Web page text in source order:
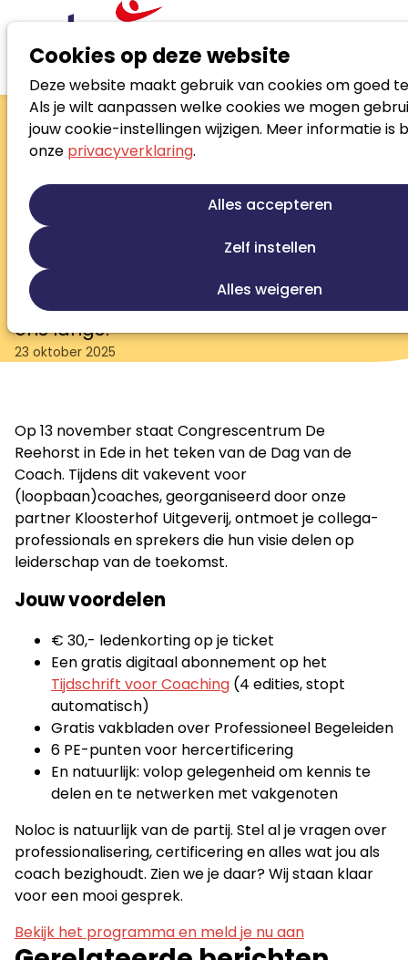
Cookies op deze website
Deze website maakt gebruik van cookies om goed
Als je wilt aanpassen welke cookies we mogen
jouw cookie-instellingen wijzigen. Meer informatie is
onze privacyverklaring.
Alles accepteren
Zelf instellen
Alles weigeren
Nieuws Meld je aan voor de Dag van de Coach
Meld je aan voor de Dag
van de Coach
De Dag van de Coach komt eraan. Als
Noloc-lid krijg je € 30,- ledenkorting op
het toegangsticket voor dit jaarlijkse
vakevent. Wij zijn natuurlijk ook aanwezig
met een informatiestand. Kom even bij
ons langs!
23 oktober 2025
Op 13 november staat Congrescentrum De
Reehorst in Ede in het teken van de Dag van de
Coach. Tijdens dit vakevent voor
(loopbaan)coaches, georganiseerd door onze
partner Kloosterhof Uitgeverij, ontmoet je collega-
professionals en sprekers die hun visie delen op
leiderschap van de toekomst.
Jouw voordelen
€ 30,- ledenkorting op je ticket
Een gratis digitaal abonnement op het
Tijdschrift voor Coaching (4 edities, stopt
automatisch)
Gratis vakbladen over Professioneel Begeleiden
6 PE-punten voor hercertificering
En natuurlijk: volop gelegenheid om kennis te
delen en te netwerken met vakgenoten
Noloc is natuurlijk van de partij. Stel al je vragen over
professionalisering, certificering en alles wat jou als
coach bezighoudt. Zien we je daar? Wij staan klaar
voor een mooi gesprek.
Bekijk het programma en meld je nu aan